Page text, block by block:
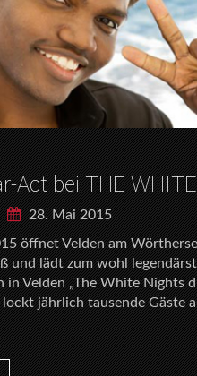
Act bei THE
28. Mai 2015
öffnet Velden am
und lädt zum wohl
in Velden „The White Nights
jährlich tausende Gäste